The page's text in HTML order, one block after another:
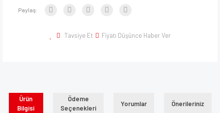
Paylaş:
Tavsiye Et Fiyatı Düşünce Haber Ver
Ürün
Bilgisi
Ödeme
Seçenekleri
Yorumlar Önerileriniz